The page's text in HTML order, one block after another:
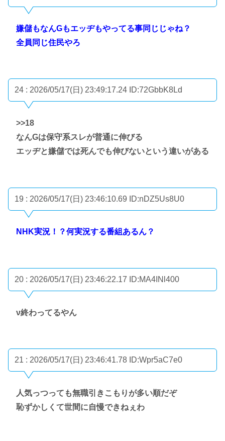
嫌儲もなんGもエッヂもやってる事同じじゃね？
全員同じ住民やろ
24 : 2026/05/17(日) 23:49:17.24 ID:72GbbK8Ld
>>18
なんGは保守系スレが普通に伸びる
エッヂと嫌儲では死んでも伸びないという違いがある
19 : 2026/05/17(日) 23:46:10.69 ID:nDZ5Us8U0
NHK実況！？何実況する番組あるん？
20 : 2026/05/17(日) 23:46:22.17 ID:MA4INl400
ν終わってるやん
21 : 2026/05/17(日) 23:46:41.78 ID:Wpr5aC7e0
人気っつっても無職引きこもりが多い順だぞ
恥ずかしくて世間に自慢できねぇわ